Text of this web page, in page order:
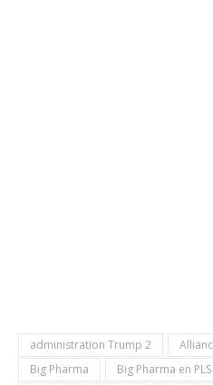
administration Trump 2
Big Pharma
Big Pharma en PLS